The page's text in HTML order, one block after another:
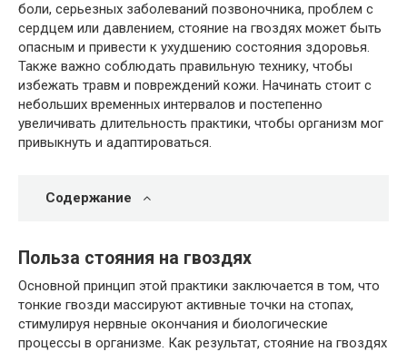
боли, серьезных заболеваний позвоночника, проблем с
сердцем или давлением, стояние на гвоздях может быть
опасным и привести к ухудшению состояния здоровья.
Также важно соблюдать правильную технику, чтобы
избежать травм и повреждений кожи. Начинать стоит с
небольших временных интервалов и постепенно
увеличивать длительность практики, чтобы организм мог
привыкнуть и адаптироваться.
Содержание
Польза стояния на гвоздях
Основной принцип этой практики заключается в том, что
тонкие гвозди массируют активные точки на стопах,
стимулируя нервные окончания и биологические
процессы в организме. Как результат, стояние на гвоздях